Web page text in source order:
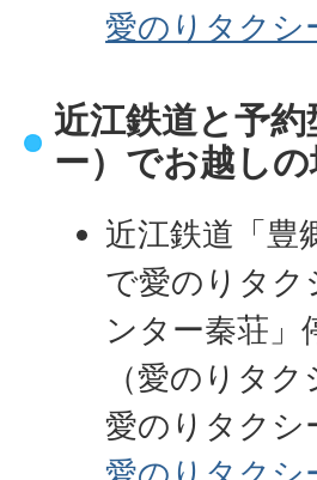
愛のりタクシ
近江鉄道と予
ー）でお越し
近江鉄道「豊
で愛のりタク
ンター秦荘」
（愛のりタ
愛のりタクシ